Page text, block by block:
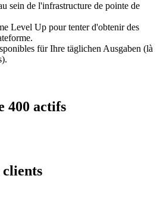
sein de l'infrastructure de pointe de
Level Up pour tenter d'obtenir des
für Ihre täglichen Ausgaben (là
400 actifs
clients